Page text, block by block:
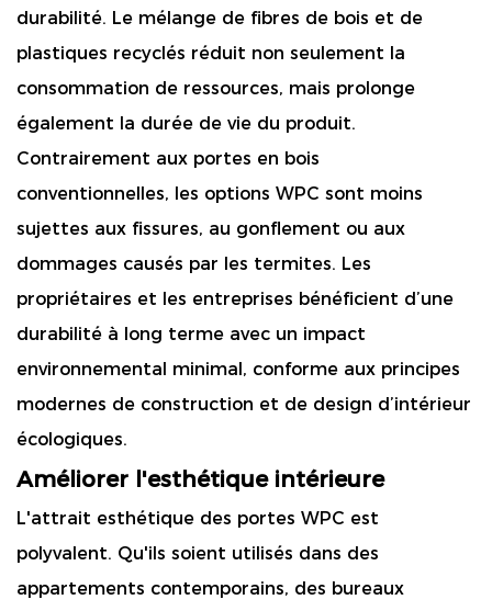
durabilité. Le mélange de fibres de bois et de
plastiques recyclés réduit non seulement la
consommation de ressources, mais prolonge
également la durée de vie du produit.
Contrairement aux portes en bois
conventionnelles, les options WPC sont moins
sujettes aux fissures, au gonflement ou aux
dommages causés par les termites. Les
propriétaires et les entreprises bénéficient d’une
durabilité à long terme avec un impact
environnemental minimal, conforme aux principes
modernes de construction et de design d’intérieur
écologiques.
Améliorer l'esthétique intérieure
L'attrait esthétique des portes WPC est
polyvalent. Qu'ils soient utilisés dans des
appartements contemporains, des bureaux